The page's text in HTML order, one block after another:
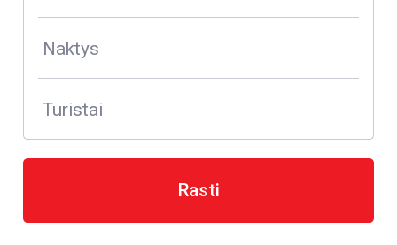
Naktys
Turistai
Rasti